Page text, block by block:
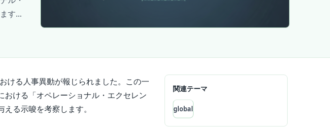
す...
る人事異動が報じられました。この一
おける「オペレーショナル・エクセレン
る示唆を考察します。
関連テーマ
global